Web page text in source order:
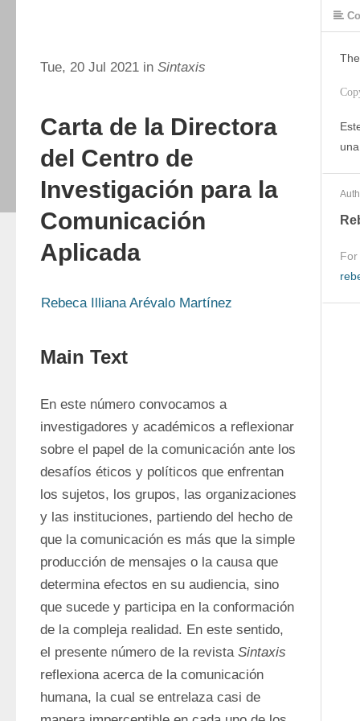
Tue, 20 Jul 2021 in Sintaxis
Carta de la Directora
del Centro de
Investigación para la
Comunicación
Aplicada
Rebeca Illiana Arévalo Martínez
Main Text
En este número convocamos a
investigadores y académicos a reflexionar
sobre el papel de la comunicación ante los
desafíos éticos y políticos que enfrentan
los sujetos, los grupos, las organizaciones
y las instituciones, partiendo del hecho de
que la comunicación es más que la simple
producción de mensajes o la causa que
determina efectos en su audiencia, sino
que sucede y participa en la conformación
de la compleja realidad. En este sentido,
el presente número de la revista Sintaxis
reflexiona acerca de la comunicación
humana, la cual se entrelaza casi de